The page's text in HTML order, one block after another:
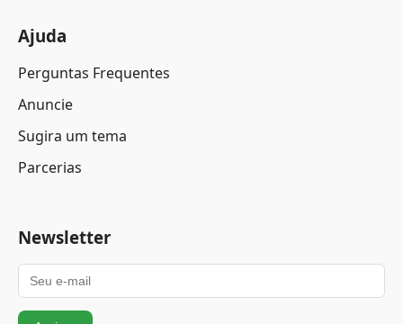
Ajuda
Perguntas Frequentes
Anuncie
Sugira um tema
Parcerias
Newsletter